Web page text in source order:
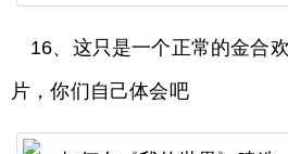
16、这只是一个正常的金合
片，你们自己体会吧